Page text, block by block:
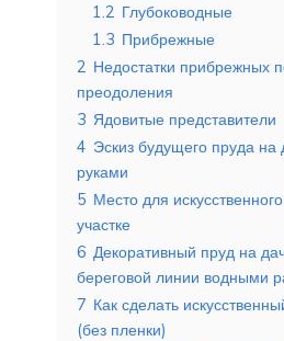
1.2 Глубоководные
1.3 Прибрежные
2 Недостатки прибрежных
преодоления
3 Ядовитые представители
4 Эскиз будущего пруда на
руками
5 Место для
участке
6 Декоративный пруд на
береговой линии водными
7 Как сделать
(без пленки)